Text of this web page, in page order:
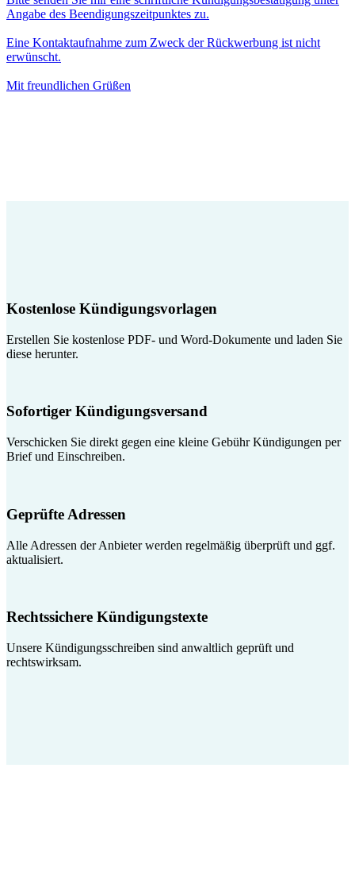
Angabe des Beendigungszeitpunktes zu.
Eine Kontaktaufnahme zum Zweck der Rückwerbung ist nicht
erwünscht.
Mit freundlichen Grüßen
Kostenlose Kündigungsvorlagen
Erstellen Sie kostenlose PDF- und Word-Dokumente und laden Sie
diese herunter.
Sofortiger Kündigungsversand
Verschicken Sie direkt gegen eine kleine Gebühr Kündigungen per
Brief und Einschreiben.
Geprüfte Adressen
Alle Adressen der Anbieter werden regelmäßig überprüft und ggf.
aktualisiert.
Rechtssichere Kündigungstexte
Unsere Kündigungsschreiben sind anwaltlich geprüft und
rechtswirksam.